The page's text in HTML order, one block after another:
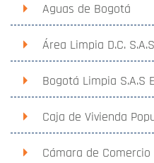
Aguas de Bogotá
Área Limpia D.C.
Bogotá Limpia S.A.S
Caja de Vivienda
Cámara de